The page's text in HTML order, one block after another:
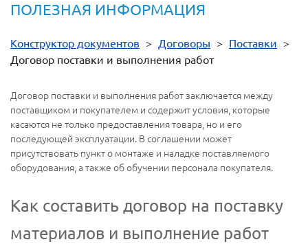
ПОЛЕЗНАЯ ИНФОРМАЦИЯ
Конструктор документов > Договоры > Поставки >
Договор поставки и выполнения работ
Договор поставки и выполнения работ заключается между
поставщиком и покупателем и содержит условия, которые
касаются не только предоставления товара, но и его
последующей эксплуатации. В соглашении может
присутствовать пункт о монтаже и наладке поставляемого
оборудования, а также об обучении персонала покупателя.
Как составить договор на поставку
материалов и выполнение работ